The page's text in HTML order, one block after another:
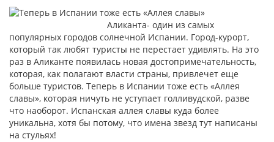
Аликанта- один из самых
популярных городов солнечной Испании. Город-курорт,
который так любят туристы не перестает удивлять. На это
раз в Аликанте появилась новая достопримечательность,
которая, как полагают власти страны, привлечет еще
больше туристов. Теперь в Испании тоже есть «Аллея
славы», которая ничуть не уступает голливудской, разве
что наоборот. Испанская аллея славы куда более
уникальна, хотя бы потому, что имена звезд тут написаны
на стульях!